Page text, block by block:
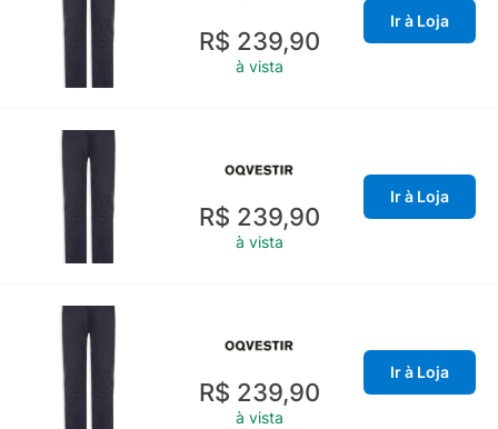
R$ 239,90
à vista
Ir à Loja
R$ 239,90
à vista
Ir à Loja
R$ 239,90
à vista
Ir à Loja